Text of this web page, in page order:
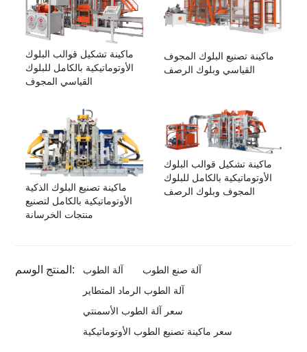
ماكينة تشكيل قوالب البلوك
الأوتوماتيكية بالكامل للبلوك
القياسي المجوف
ماكينة تصنيع البلوك المجوف
القياسي وبلوك الرصف
ماكينة تصنيع البلوك الذكية
الأوتوماتيكية بالكامل لتصنيع
منتجات الخرسانة
ماكينة تشكيل قوالب البلوك
الأوتوماتيكية بالكامل للبلوك
المجوف وبلوك الرصف
المنتج الوسم: آلة الطوب
آلة صنع الطوب
آلة الطوب الرماد المتطاير
سعر آلة الطوب الأسمنتي
سعر ماكينة تصنيع الطوب الأوتوماتيكية